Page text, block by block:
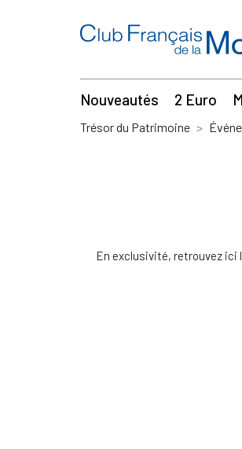
Nouveautés 2 Euro
Trésor du Patrimoine
En exclusivité, retrouvez